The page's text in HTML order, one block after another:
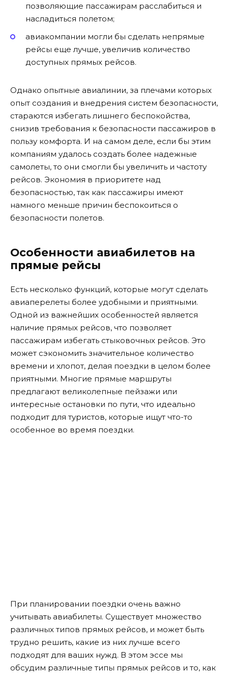
позволяющие пассажирам расслабиться и
насладиться полетом;
авиакомпании могли бы сделать непрямые
рейсы еще лучше, увеличив количество
доступных прямых рейсов.
Однако опытные авиалинии, за плечами которых
опыт создания и внедрения систем безопасности,
стараются избегать лишнего беспокойства,
снизив требования к безопасности пассажиров в
пользу комфорта. И на самом деле, если бы этим
компаниям удалось создать более надежные
самолеты, то они смогли бы увеличить и частоту
рейсов. Экономия в приоритете над
безопасностью, так как пассажиры имеют
намного меньше причин беспокоиться о
безопасности полетов.
Особенности авиабилетов на
прямые рейсы
Есть несколько функций, которые могут сделать
авиаперелеты более удобными и приятными.
Одной из важнейших особенностей является
наличие прямых рейсов, что позволяет
пассажирам избегать стыковочных рейсов. Это
может сэкономить значительное количество
времени и хлопот, делая поездки в целом более
приятными. Многие прямые маршруты
предлагают великолепные пейзажи или
интересные остановки по пути, что идеально
подходит для туристов, которые ищут что-то
особенное во время поездки.
При планировании поездки очень важно
учитывать авиабилеты. Существует множество
различных типов прямых рейсов, и может быть
трудно решить, какие из них лучше всего
подходят для ваших нужд. В этом эссе мы
обсудим различные типы прямых рейсов и то, как